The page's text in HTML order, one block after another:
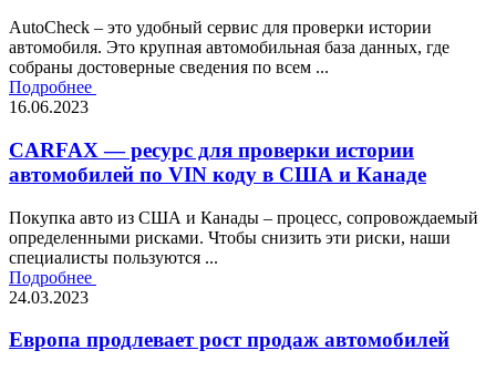
AutoCheck – это удобный сервис для проверки истории
автомобиля. Это крупная автомобильная база данных, где
собраны достоверные сведения по всем ...
Подробнее
16.06.2023
CARFAX — ресурс для проверки истории
автомобилей по VIN коду в США и Канаде
Покупка авто из США и Канады – процесс, сопровождаемый
определенными рисками. Чтобы снизить эти риски, наши
специалисты пользуются ...
Подробнее
24.03.2023
Европа продлевает рост продаж автомобилей